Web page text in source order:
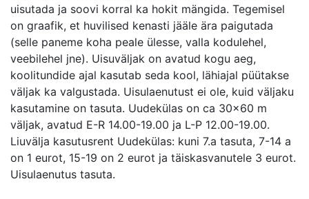
uisutada ja soovi korral ka hokit mängida. Tegemisel
on graafik, et huvilised kenasti jääle ära paigutada
(selle paneme koha peale ülesse, valla kodulehel,
veebilehel jne). Uisuväljak on avatud kogu aeg,
koolitundide ajal kasutab seda kool, lähiajal püütakse
väljak ka valgustada. Uisulaenutust ei ole, kuid väljaku
kasutamine on tasuta. Uudekülas on ca 30×60 m
väljak, avatud E-R 14.00-19.00 ja L-P 12.00-19.00.
Liuvälja kasutusrent Uudekülas: kuni 7.a tasuta, 7-14 a
on 1 eurot, 15-19 on 2 eurot ja täiskasvanutele 3 eurot.
Uisulaenutus tasuta.